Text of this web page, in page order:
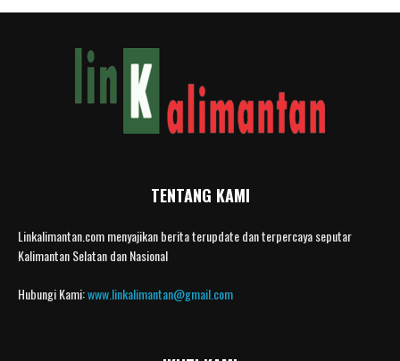
TENTANG KAMI
Linkalimantan.com menyajikan berita terupdate dan terpercaya seputar
Kalimantan Selatan dan Nasional
Hubungi Kami:www.linkalimantan@gmail.com